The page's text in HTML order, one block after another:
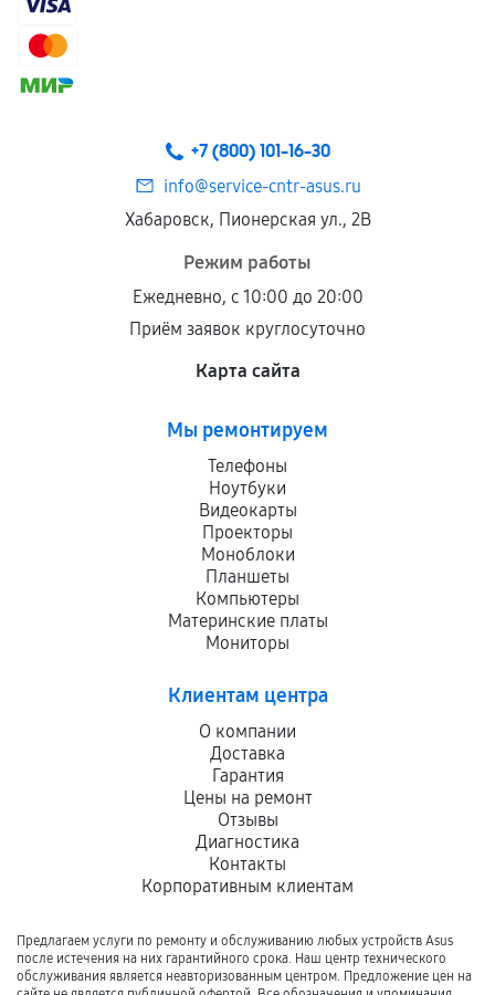
+7 (800) 101-16-30
info@service-cntr-asus.ru
Хабаровск, Пионерская ул., 2В
Режим работы
Ежедневно, с 10:00 до 20:00
Приём заявок круглосуточно
Карта сайта
Мы ремонтируем
Телефоны
Ноутбуки
Видеокарты
Проекторы
Моноблоки
Планшеты
Компьютеры
Материнские платы
Мониторы
Клиентам центра
О компании
Доставка
Гарантия
Цены на ремонт
Отзывы
Диагностика
Контакты
Корпоративным клиентам
Предлагаем услуги по ремонту и обслуживанию любых устройств Asus
после истечения на них гарантийного срока. Наш центр технического
обслуживания является неавторизованным центром. Предложение цен на